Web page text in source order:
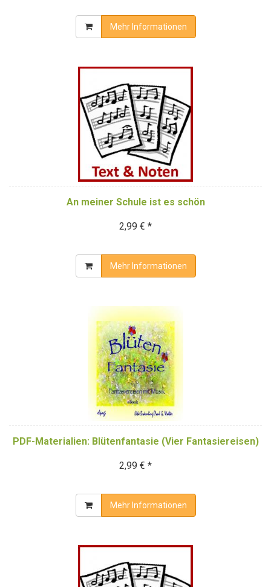
Mehr Informationen
An meiner Schule ist es schön
2,99 € *
Mehr Informationen
PDF-Materialien: Blütenfantasie (Vier Fantasiereisen)
2,99 € *
Mehr Informationen